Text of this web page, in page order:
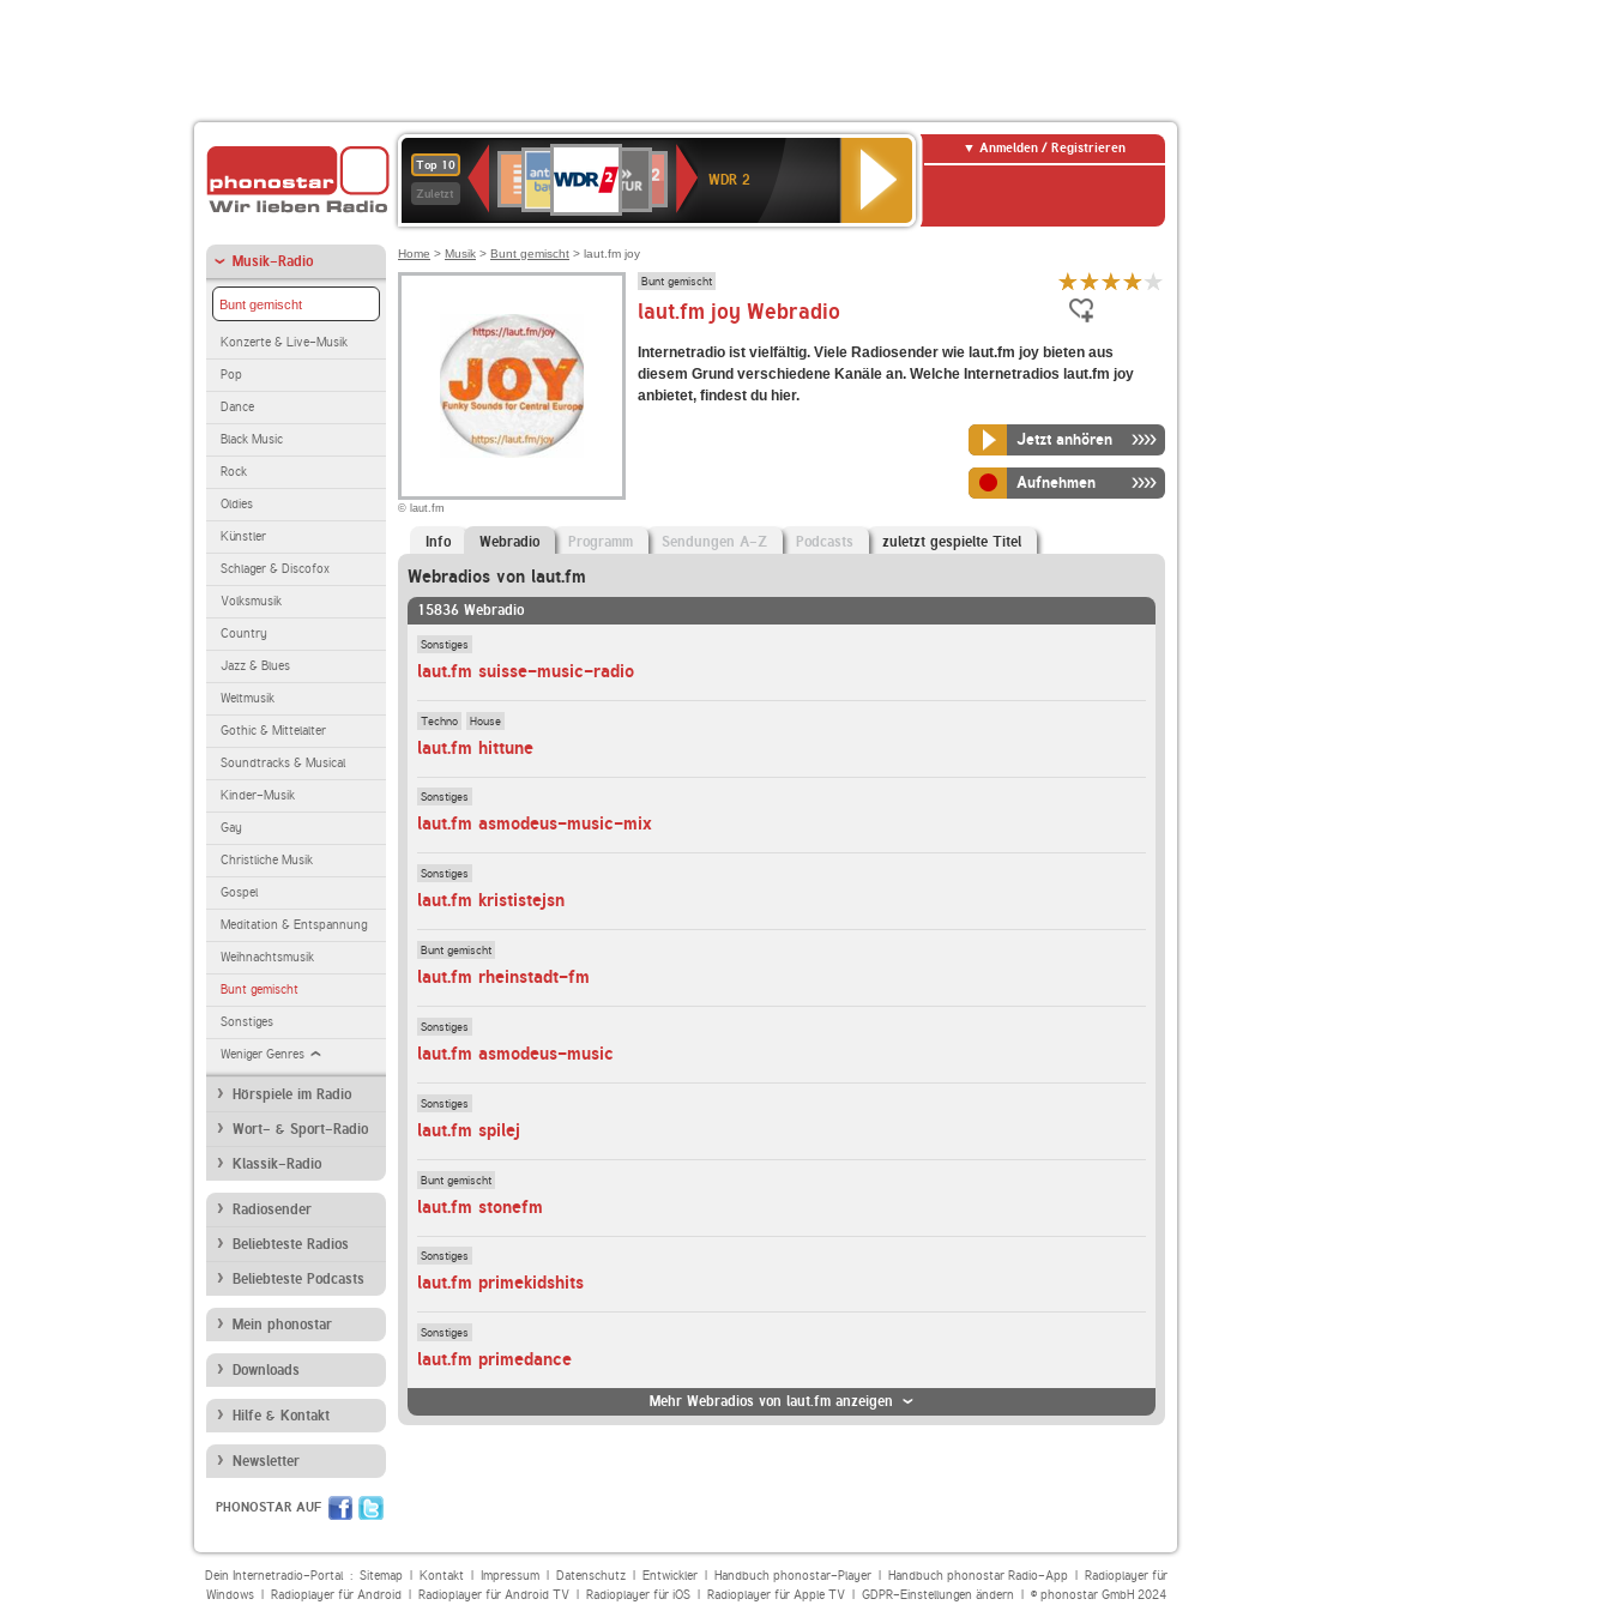
Top 10
Zuletzt
Deutschlandfunk
90er
OLDIE
ANTENNE
4
KLASSIK
Deutschlandfunk
KulturBAYERN
2
Kultur
NDR
2
WDR 2
Anmelden / Registrieren
Musik-Radio
Bunt gemischt
Konzerte & Live-Musik
Pop
Dance
Black Music
Rock
Oldies
Künstler
Schlager & Discofox
Volksmusik
Country
Jazz & Blues
Weltmusik
Gothic & Mittelalter
Soundtracks & Musical
Kinder-Musik
Gay
Christliche Musik
Gospel
Meditation & Entspannung
Weihnachtsmusik
Bunt gemischt
Sonstiges
Weniger Genres
Hörspiele im Radio
Wort- & Sport-Radio
Klassik-Radio
Radiosender
Beliebteste Radios
Beliebteste Podcasts
Mein phonostar
Downloads
Hilfe & Kontakt
Newsletter
PHONOSTAR AUF
Home > Musik > Bunt gemischt > laut.fm joy
© laut.fm
Bunt gemischt
laut.fm joy Webradio
Internetradio ist vielfältig. Viele Radiosender wie laut.fm joy bieten aus
diesem Grund verschiedene Kanäle an. Welche Internetradios laut.fm joy
anbietet, findest du hier.
Jetzt anhören
Aufnehmen
Info Webradio Programm Sendungen A-Z Podcasts zuletzt gespielte Titel
Webradios von laut.fm
15836 Webradio
Sonstiges
laut.fm suisse-music-radio
Techno House
laut.fm hittune
Sonstiges
laut.fm asmodeus-music-mix
Sonstiges
laut.fm krististejsn
Bunt gemischt
laut.fm rheinstadt-fm
Sonstiges
laut.fm asmodeus-music
Sonstiges
laut.fm spilej
Bunt gemischt
laut.fm stonefm
Sonstiges
laut.fm primekidshits
Sonstiges
laut.fm primedance
Mehr Webradios von laut.fm anzeigen
Dein Internetradio-Portal : Sitemap| Kontakt| Impressum| Datenschutz| Entwickler| Handbuch phonostar-Player| Handbuch phonostar Radio-App| Radioplayer für
Windows| Radioplayer für Android| Radioplayer für Android TV| Radioplayer für iOS| Radioplayer für Apple TV| GDPR-Einstellungen ändern | © phonostar GmbH 2024